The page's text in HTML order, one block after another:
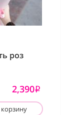
роз
2,390i